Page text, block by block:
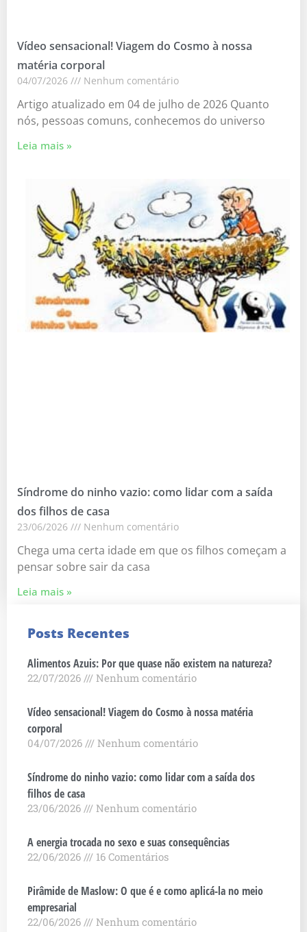
Vídeo sensacional! Viagem do Cosmo à nossa
matéria corporal
04/07/2026 Nenhum comentário
Artigo atualizado em 04 de julho de 2026 Quanto
nós, pessoas comuns, conhecemos do universo
Leia mais »
Síndrome do ninho vazio: como lidar com a saída
dos filhos de casa
23/06/2026 Nenhum comentário
Chega uma certa idade em que os filhos começam a
pensar sobre sair da casa
Leia mais »
Posts Recentes
Alimentos Azuis: Por que quase não existem na natureza?
22/07/2026 Nenhum comentário
Vídeo sensacional! Viagem do Cosmo à nossa matéria
corporal
04/07/2026 Nenhum comentário
Síndrome do ninho vazio: como lidar com a saída dos
filhos de casa
23/06/2026 Nenhum comentário
A energia trocada no sexo e suas consequências
22/06/2026 16 Comentários
Pirâmide de Maslow: O que é e como aplicá-la no meio
empresarial
22/06/2026 Nenhum comentário